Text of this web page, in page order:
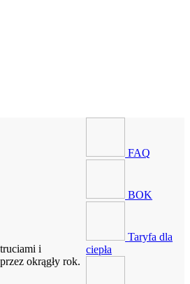
i
okrągły rok.
FAQ
BOK
Taryfa dla
ciepła